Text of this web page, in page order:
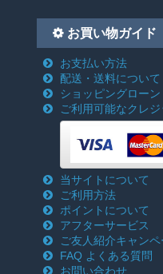
お買い物ガイド
お支払い方法
配送・送料について
ショッピングローン
ご利用可能なクレ
当サイトについて
ご利用方法
ポイントについて
アフターサービス
ご友人紹介キャンペ
FAQ よくある質問
お問い合わせ